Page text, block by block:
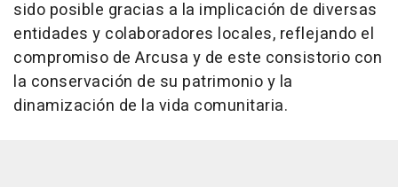
sido posible gracias a la implicación de diversas
entidades y colaboradores locales, reflejando el
compromiso de Arcusa y de este consistorio con
la conservación de su patrimonio y la
dinamización de la vida comunitaria.